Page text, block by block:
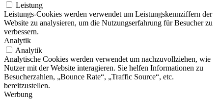
Leistung
Leistungs-Cookies werden verwendet um Leistungskennziffern der
Website zu analysieren, um die Nutzungserfahrung für Besucher zu
verbessern.
Analytik
Analytik
Analytische Cookies werden verwendet um nachzuvollziehen, wie
Nutzer mit der Website interagieren. Sie helfen Informationen zu
Besucherzahlen, „Bounce Rate“, „Traffic Source“, etc.
bereitzustellen.
Werbung